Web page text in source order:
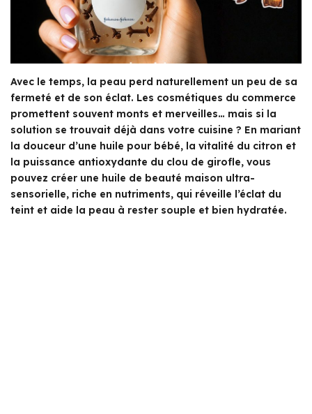
Avec le temps, la peau perd naturellement un peu de sa
fermeté et de son éclat. Les cosmétiques du commerce
promettent souvent monts et merveilles… mais si la
solution se trouvait déjà dans votre cuisine ? En mariant
la douceur d’une huile pour bébé, la vitalité du citron et
la puissance antioxydante du clou de girofle, vous
pouvez créer une huile de beauté maison ultra-
sensorielle, riche en nutriments, qui réveille l’éclat du
teint et aide la peau à rester souple et bien hydratée.